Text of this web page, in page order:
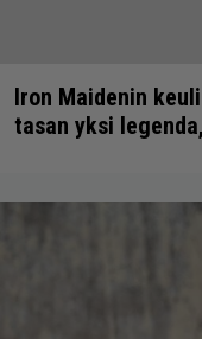
Iron Maidenin
tasan yksi